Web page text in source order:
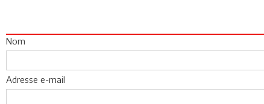
Nom
Adresse e-mail